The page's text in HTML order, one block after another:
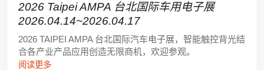
2026 Taipei AMPA 台北国际车用电子展
2026.04.14~2026.04.17
2026 TAIPEI AMPA 台北国际汽车电子展，智能触控背光结
合各产业产品应用创造无限商机，欢迎参观。
阅读更多